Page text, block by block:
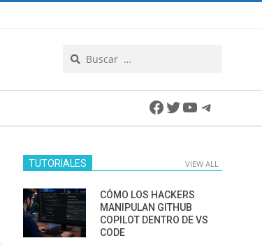
Facebook
Twitter
YouTube
TUTORIALES VIEW ALL
CÓMO LOS HACKERS
MANIPULAN GITHUB
COPILOT DENTRO DE VS
CODE